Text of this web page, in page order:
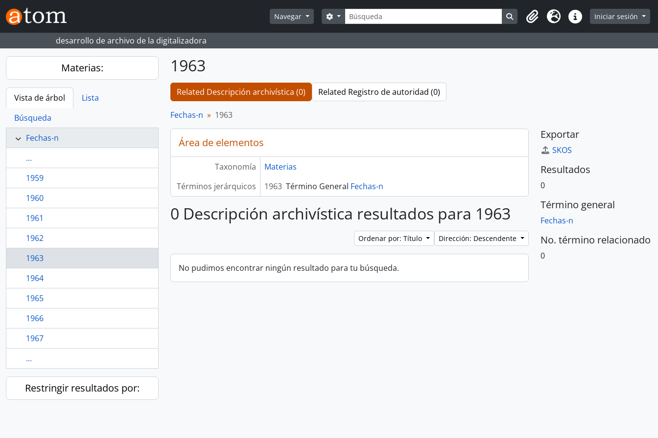
Skip to main content
Navegar
Búsqueda
Search options Search in browse page
Portapapeles
Idioma Enlaces rápidos
Iniciar sesión
desarrollo de archivo de la digitalizadora
Materias:
Vista de árbol
Lista
Búsqueda
Fechas-n
...
1959
1960
1961
1962
1963
1964
1965
1966
1967
...
Restringir resultados por:
1963
Related Descripción archivística (0) Related Registro de autoridad (0)
Fechas-n 1963
Área de elementos
Taxonomía
Materias
Términos jerárquicos
1963 Término General Fechas-n
0 Descripción archivística resultados para 1963
Ordenar por: Título Dirección: Descendente
No pudimos encontrar ningún resultado para tu búsqueda.
Exportar
SKOS
Resultados
0
Término general
Fechas-n
No. término relacionado
0